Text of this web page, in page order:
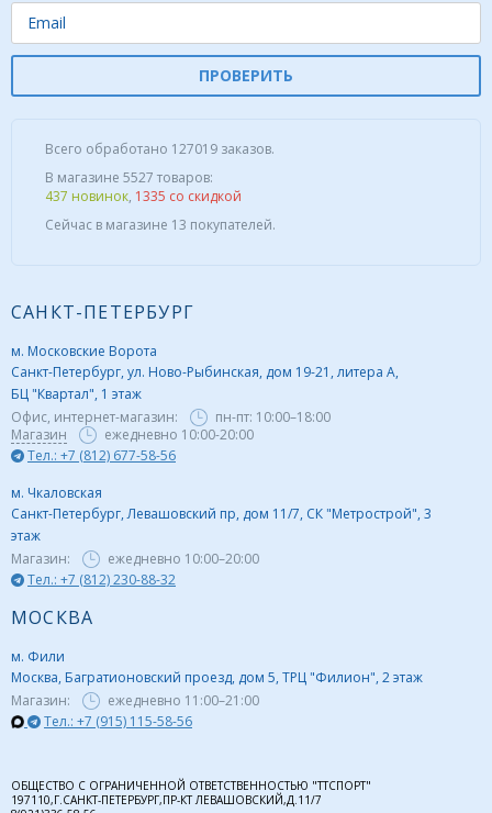
ПРОВЕРИТЬ
Всего обработано 127019 заказов.
В магазине 5527 товаров:
437 новинок, 1335 со скидкой
Сейчас в магазине 13 покупателей.
САНКТ-ПЕТЕРБУРГ
м. Московские Ворота
Санкт-Петербург, ул. Ново-Рыбинская, дом 19-21, литера А,
БЦ "Квартал", 1 этаж
Офис, интернет-магазин:
пн-пт: 10:00–18:00
Магазин
ежедневно 10:00-20:00
Тел.: +7 (812) 677-58-56
м. Чкаловская
Санкт-Петербург, Левашовский пр, дом 11/7, СК "Метрострой", 3
этаж
Магазин:
ежедневно 10:00–20:00
Тел.: +7 (812) 230-88-32
МОСКВА
м. Фили
Москва, Багратионовский проезд, дом 5, ТРЦ "Филион", 2 этаж
Магазин:
ежедневно 11:00–21:00
Тел.: +7 (915) 115-58-56
ОБЩЕСТВО С ОГРАНИЧЕННОЙ ОТВЕТСТВЕННОСТЬЮ "ТТСПОРТ"
197110,Г.САНКТ-ПЕТЕРБУРГ,ПР-КТ ЛЕВАШОВСКИЙ,Д.11/7